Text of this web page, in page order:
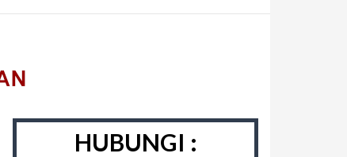
HUBUNGI :